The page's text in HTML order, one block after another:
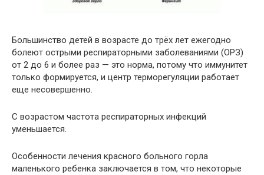
Большинство детей в возрасте до трёх лет ежегодно
болеют острыми респираторными заболеваниями (ОРЗ)
от 2 до 6 и более раз — это норма, потому что иммунитет
только формируется, и центр терморегуляции работает
еще несовершенно.
С возрастом частота респираторных инфекций
уменьшается.
Особенности лечения красного больного горла
маленького ребенка заключается в том, что некоторые